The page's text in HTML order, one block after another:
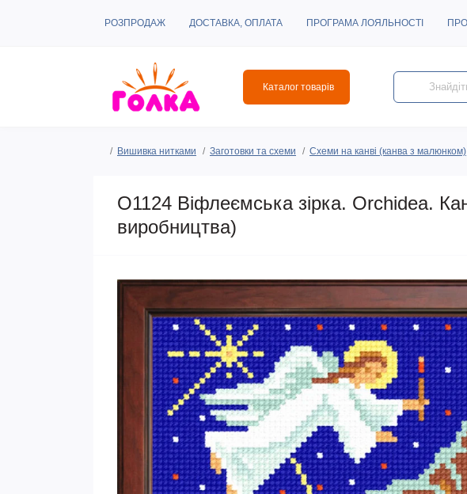
РОЗПРОДАЖ ДОСТАВКА, ОПЛАТА ПРОГРАМА ЛОЯЛЬНОСТІ
Каталог товарів
Вишивка нитками Заготовки та схеми Схеми на канві (канва з малюнком)
O1124 Віфлеємська зірка. Orchidea.
виробництва)